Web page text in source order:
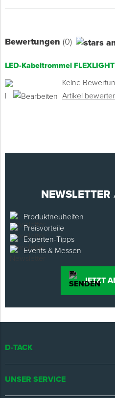
Bewertungen (0)
LED-Kabeltrommel FLEXLIGHT
Keine
|
Artikel
NEWSLETTER
Produktneuheiten
Preisvorteile
Experten-Tipps
Events & Messen
JETZT
D-TACK
UNSER SERVICE